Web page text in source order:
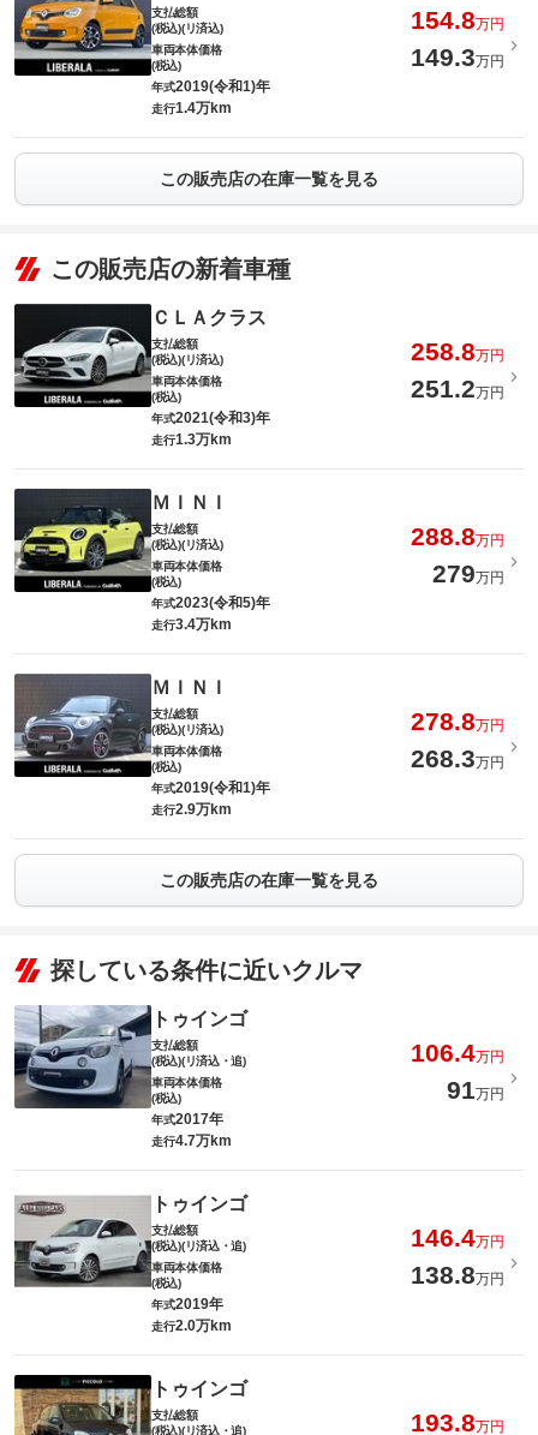
支払総額
(税込)(リ済込)
154.8万円
車両本体価格
(税込)
149.3万円
年式2019(令和1)年
走行1.4万km
この販売店の在庫一覧を見る
この販売店の新着車種
ＣＬＡクラス
支払総額
(税込)(リ済込)
258.8万円
車両本体価格
(税込)
251.2万円
年式2021(令和3)年
走行1.3万km
ＭＩＮＩ
支払総額
(税込)(リ済込)
288.8万円
車両本体価格
(税込)
279万円
年式2023(令和5)年
走行3.4万km
ＭＩＮＩ
支払総額
(税込)(リ済込)
278.8万円
車両本体価格
(税込)
268.3万円
年式2019(令和1)年
走行2.9万km
この販売店の在庫一覧を見る
探している条件に近いクルマ
トゥインゴ
支払総額
(税込)(リ済込・追)
106.4万円
車両本体価格
(税込)
91万円
年式2017年
走行4.7万km
トゥインゴ
支払総額
(税込)(リ済込・追)
146.4万円
車両本体価格
(税込)
138.8万円
年式2019年
走行2.0万km
トゥインゴ
支払総額
(税込)(リ済込・追)
193.8万円